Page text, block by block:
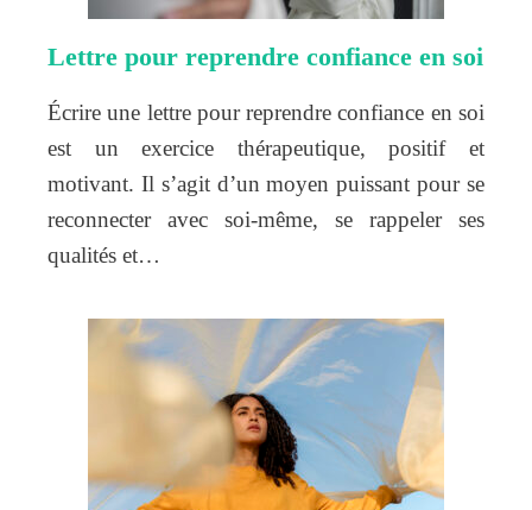
Lettre pour reprendre confiance en soi
Écrire une lettre pour reprendre confiance en soi
est un exercice thérapeutique, positif et
motivant. Il s’agit d’un moyen puissant pour se
reconnecter avec soi-même, se rappeler ses
qualités et…